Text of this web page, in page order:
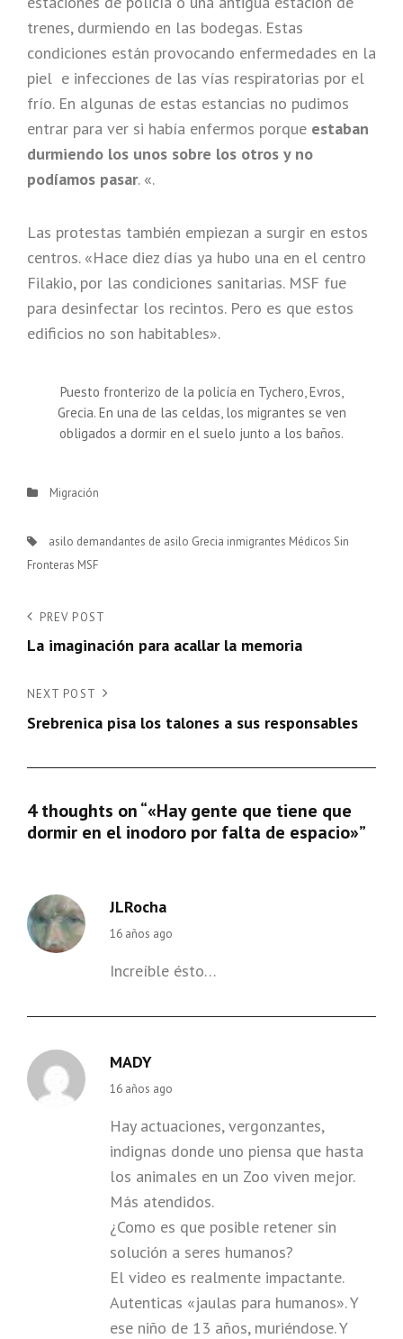
trenes, durmiendo en las bodegas. Estas
condiciones están provocando enfermedades en la
piel e infecciones de las vías respiratorias por el
frío. En algunas de estas estancias no pudimos
entrar para ver si había enfermos porque estaban
durmiendo los unos sobre los otros y no
podíamos pasar. «.
Las protestas también empiezan a surgir en estos
centros. «Hace diez días ya hubo una en el centro
Filakio, por las condiciones sanitarias. MSF fue
para desinfectar los recintos. Pero es que estos
edificios no son habitables».
Puesto fronterizo de la policía en Tychero, Evros,
Grecia. En una de las celdas, los migrantes se ven
obligados a dormir en el suelo junto a los baños.
Categories
Migración
Tags,asilo demandantes de asilo Grecia inmigrantes Médicos Sin
Fronteras MSF
Navegación
de
Previous
Post
PREV POST
La imaginación para acallar la memoria
Next
Post
NEXT POST
Srebrenica pisa los talones a sus responsables
4 thoughts on “«Hay gente que tiene que
dormir en el inodoro por falta de espacio»”
JLRocha
says:
16 años ago
Increíble ésto…
MADY
says:
16 años ago
Hay actuaciones, vergonzantes,
indignas donde uno piensa que hasta
los animales en un Zoo viven mejor.
Más atendidos.
¿Como es que posible retener sin
solución a seres humanos?
El video es realmente impactante.
Autenticas «jaulas para humanos». Y
ese niño de 13 años, muriéndose. Y